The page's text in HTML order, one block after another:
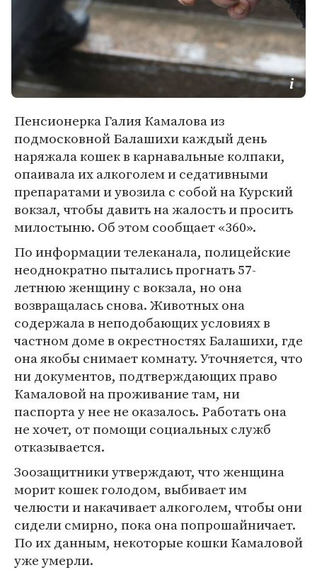
Пенсионерка Галия Камалова из
подмосковной Балашихи каждый день
наряжала кошек в карнавальные колпаки,
опаивала их алкоголем и седативными
препаратами и увозила с собой на Курский
вокзал, чтобы давить на жалость и просить
милостыню. Об этом сообщает «360».
По информации телеканала, полицейские
неоднократно пытались прогнать 57-
летнюю женщину с вокзала, но она
возвращалась снова. Животных она
содержала в неподобающих условиях в
частном доме в окрестностях Балашихи, где
она якобы снимает комнату. Уточняется, что
ни документов, подтверждающих право
Камаловой на проживание там, ни
паспорта у нее не оказалось. Работать она
не хочет, от помощи социальных служб
отказывается.
Зоозащитники утверждают, что женщина
морит кошек голодом, выбивает им
челюсти и накачивает алкоголем, чтобы они
сидели смирно, пока она попрошайничает.
По их данным, некоторые кошки Камаловой
уже умерли.